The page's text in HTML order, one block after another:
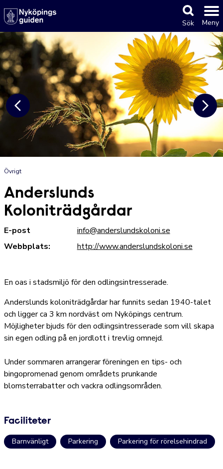
Sök Meny
Övrigt
Anderslunds
Koloniträdgårdar
E-post
info@anderslundskoloni.se
Webbplats:
http://www.anderslundskoloni.se
En oas i stadsmiljö för den odlingsintresserade.
Anderslunds koloniträdgårdar har funnits sedan 1940-talet
och ligger ca 3 km nordväst om Nyköpings centrum.
Möjligheter bjuds för den odlingsintresserade som vill skapa
sin egen odling på en jordlott i trevlig omnejd.
Under sommaren arrangerar föreningen en tips- och
bingopromenad genom områdets prunkande
blomsterrabatter och vackra odlingsområden.
Faciliteter
Barnvänligt Parkering Parkering för rörelsehindrad